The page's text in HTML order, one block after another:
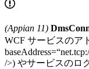
(Appian 11)
WCF サービスのア
/>) やサービスのロ